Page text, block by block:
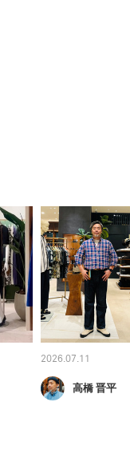
2026.07.11
高橋 晋平